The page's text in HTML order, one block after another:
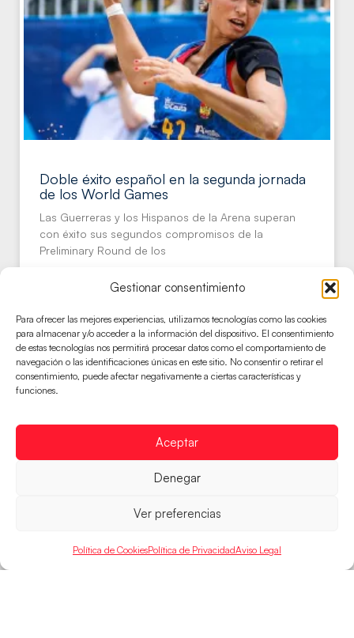
Gestionar consentimiento
Para ofrecer las mejores experiencias, utilizamos tecnologías como las cookies
para almacenar y/o acceder a la información del dispositivo. El consentimiento
de estas tecnologías nos permitirá procesar datos como el comportamiento de
navegación o las identificaciones únicas en este sitio. No consentir o retirar el
consentimiento, puede afectar negativamente a ciertas características y
funciones.
Aceptar
Denegar
Ver preferencias
Política de CookiesPolítica de PrivacidadAviso Legal
Doble éxito español en la segunda jornada
de los World Games
Las Guerreras y los Hispanos de la Arena superan
con éxito sus segundos compromisos de la
Preliminary Round de los
BALONMANO PLAYA